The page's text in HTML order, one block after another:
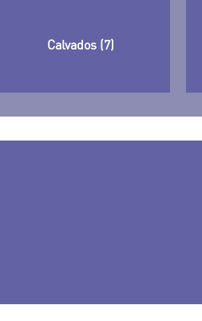
Calvados (7)